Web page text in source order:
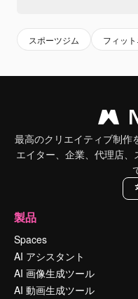
スポーツジム フィット
最高のクリエイティブ制作
エイター、企業、代理店
製品
Spaces
AI アシスタント
AI 画像生成ツール
AI 動画生成ツール